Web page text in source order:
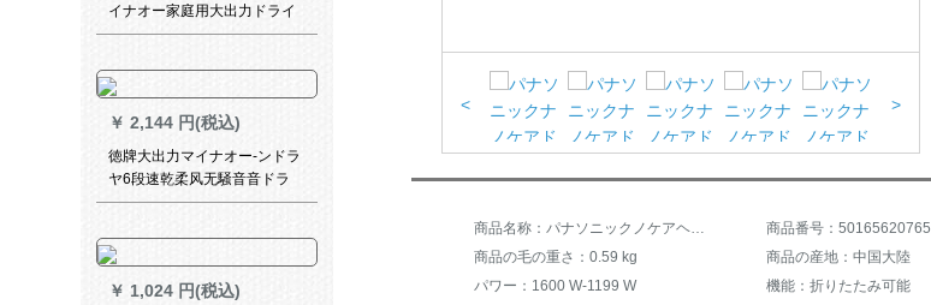
イナオー家庭用大出力ドライ
ヤを怪われさせてくれまし
￥ 2,144 円(税込)
徳牌大出力マイナオー-ンドラ
ヤ6段速乾柔风无騒音音ドラ
ヤ-DG 069パ-ルホワ-ト
￥ 1,024 円(税込)
< >
商品名称：パナソニックノケアヘヤードラヤー恒温コンディショナー家庭用大パワー静音折りたたみ冷熱風携帯EH-NA 31粉 商品番号：50165620765
商品の毛の重さ：0.59 kg
商品の産地：中国大陸
パワー：1600 W-1199 W
機能：折りたたみ可能